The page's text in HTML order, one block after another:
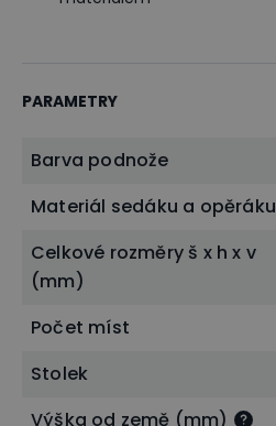
PARAMETRY
Barva podnože
Materiál sedáku a opěráku
Celkové rozměry š x h x v
(mm)
Počet míst
Stolek
Výška od země (mm)